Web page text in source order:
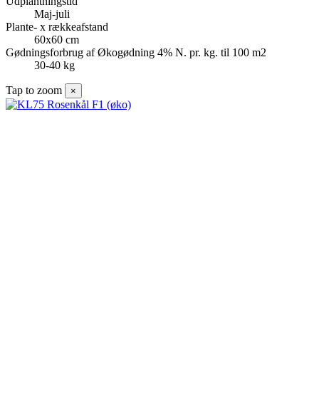
Maj-juli
Plante- x rækkeafstand
60x60 cm
Gødningsforbrug af Økogødning 4% N. pr. kg. til 100 m2
30-40 kg
Tap to zoom ×